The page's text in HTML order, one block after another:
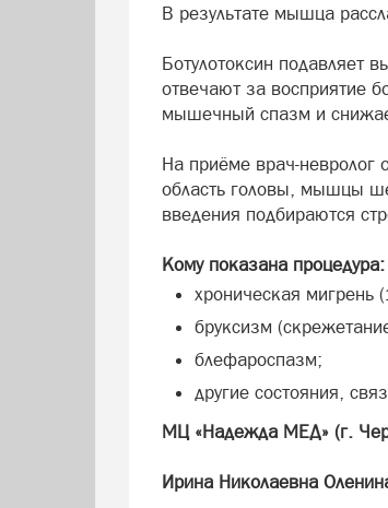
В результате мышца
Ботулотоксин подавляет
отвечают за восприятие
мышечный спазм и
На приёме врач-невролог
область головы, мышцы
введения подбираются
Кому показана процедура:
хроническая мигрень
бруксизм
блефароспазм;
другие состояния,
МЦ «Надежда МЕД» (г.
Ирина Николаевна